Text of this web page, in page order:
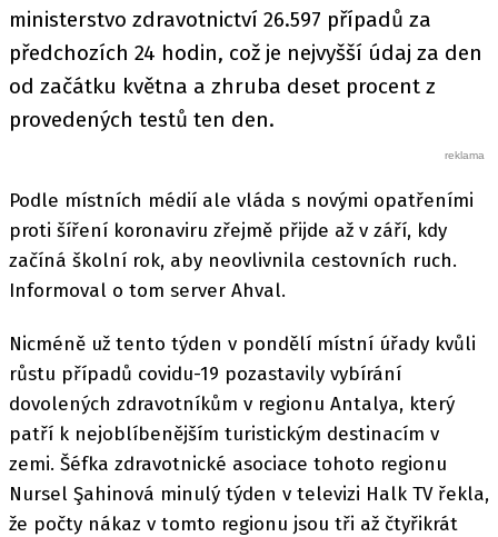
ministerstvo zdravotnictví 26.597 případů za
předchozích 24 hodin, což je nejvyšší údaj za den
od začátku května a zhruba deset procent z
provedených testů ten den.
Podle místních médií ale vláda s novými opatřeními
proti šíření koronaviru zřejmě přijde až v září, kdy
začíná školní rok, aby neovlivnila cestovních ruch.
Informoval o tom server Ahval.
Nicméně už tento týden v pondělí místní úřady kvůli
růstu případů covidu-19 pozastavily vybírání
dovolených zdravotníkům v regionu Antalya, který
patří k nejoblíbenějším turistickým destinacím v
zemi. Šéfka zdravotnické asociace tohoto regionu
Nursel Şahinová minulý týden v televizi Halk TV řekla,
že počty nákaz v tomto regionu jsou tři až čtyřikrát